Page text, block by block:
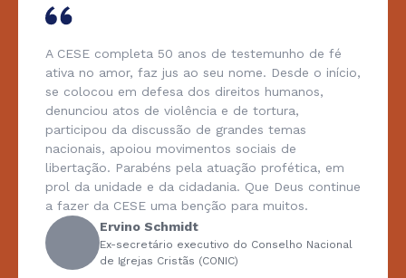
A CESE completa 50 anos de testemunho de fé
ativa no amor, faz jus ao seu nome. Desde o início,
se colocou em defesa dos direitos humanos,
denunciou atos de violência e de tortura,
participou da discussão de grandes temas
nacionais, apoiou movimentos sociais de
libertação. Parabéns pela atuação profética, em
prol da unidade e da cidadania. Que Deus continue
a fazer da CESE uma benção para muitos.
Ervino Schmidt
Ex-secretário executivo do Conselho Nacional
de Igrejas Cristãs (CONIC)